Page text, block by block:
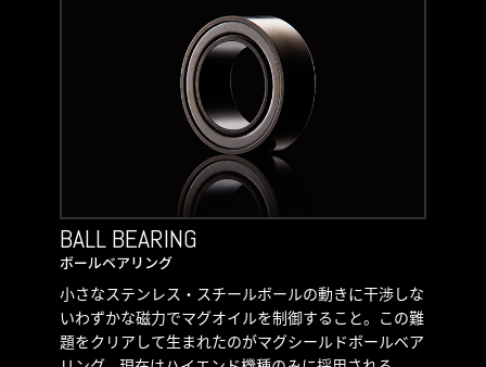
BALL BEARING
ボールベアリング
小さなステンレス・スチールボールの動きに干渉しな
いわずかな磁力でマグオイルを制御すること。この難
題をクリアして生まれたのがマグシールドボールベア